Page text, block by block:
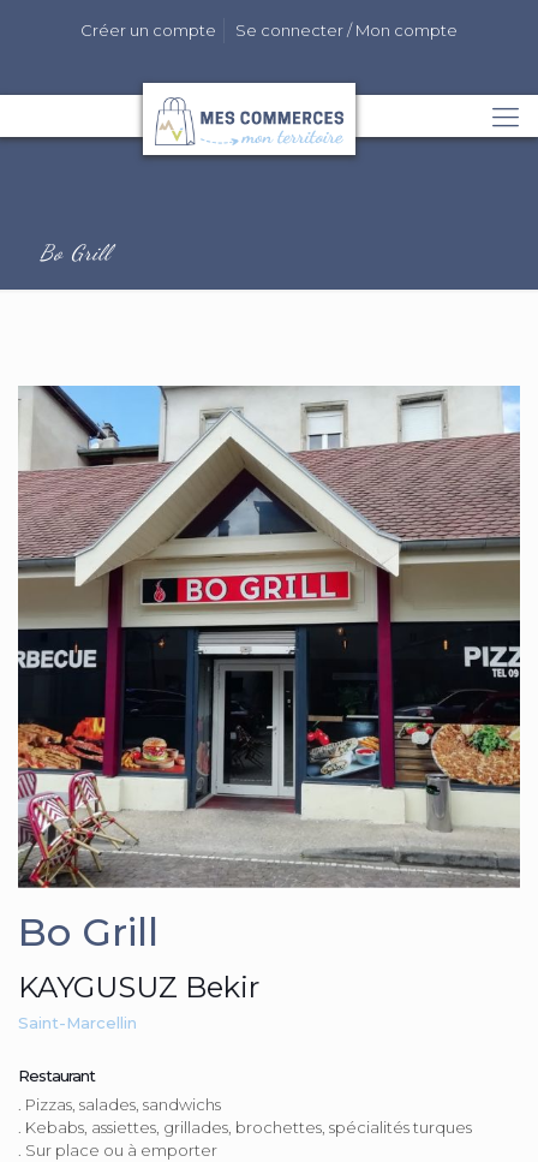
Créer un compte Se connecter / Mon compte
Bo Grill
Bo Grill
KAYGUSUZ Bekir
Saint-Marcellin
Restaurant
. Pizzas, salades, sandwichs
. Kebabs, assiettes, grillades, brochettes, spécialités turques
. Sur place ou à emporter